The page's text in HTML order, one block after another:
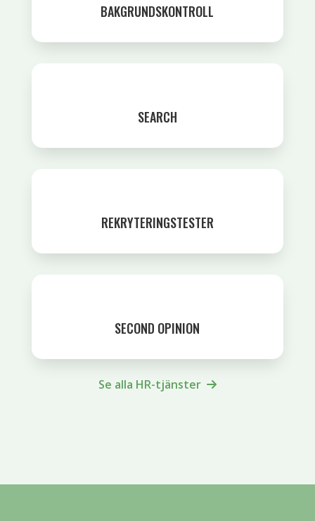
BAKGRUNDSKONTROLL
SEARCH
REKRYTERINGSTESTER
SECOND OPINION
Se alla HR-tjänster